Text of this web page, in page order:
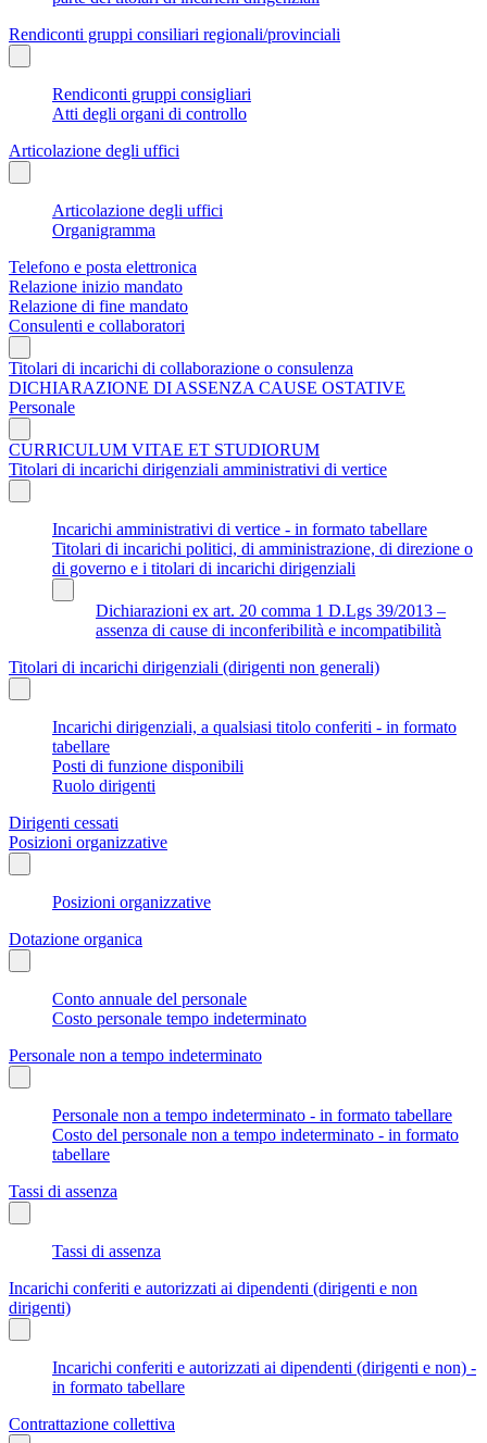
Rendiconti gruppi consiliari regionali/provinciali
Rendiconti gruppi consigliari
Atti degli organi di controllo
Articolazione degli uffici
Articolazione degli uffici
Organigramma
Telefono e posta elettronica
Relazione inizio mandato
Relazione di fine mandato
Consulenti e collaboratori
Titolari di incarichi di collaborazione o consulenza
DICHIARAZIONE DI ASSENZA CAUSE OSTATIVE
Personale
CURRICULUM VITAE ET STUDIORUM
Titolari di incarichi dirigenziali amministrativi di vertice
Incarichi amministrativi di vertice - in formato tabellare
Titolari di incarichi politici, di amministrazione, di direzione o
di governo e i titolari di incarichi dirigenziali
Dichiarazioni ex art. 20 comma 1 D.Lgs 39/2013 –
assenza di cause di inconferibilità e incompatibilità
Titolari di incarichi dirigenziali (dirigenti non generali)
Incarichi dirigenziali, a qualsiasi titolo conferiti - in formato
tabellare
Posti di funzione disponibili
Ruolo dirigenti
Dirigenti cessati
Posizioni organizzative
Posizioni organizzative
Dotazione organica
Conto annuale del personale
Costo personale tempo indeterminato
Personale non a tempo indeterminato
Personale non a tempo indeterminato - in formato tabellare
Costo del personale non a tempo indeterminato - in formato
tabellare
Tassi di assenza
Tassi di assenza
Incarichi conferiti e autorizzati ai dipendenti (dirigenti e non
dirigenti)
Incarichi conferiti e autorizzati ai dipendenti (dirigenti e non) -
in formato tabellare
Contrattazione collettiva